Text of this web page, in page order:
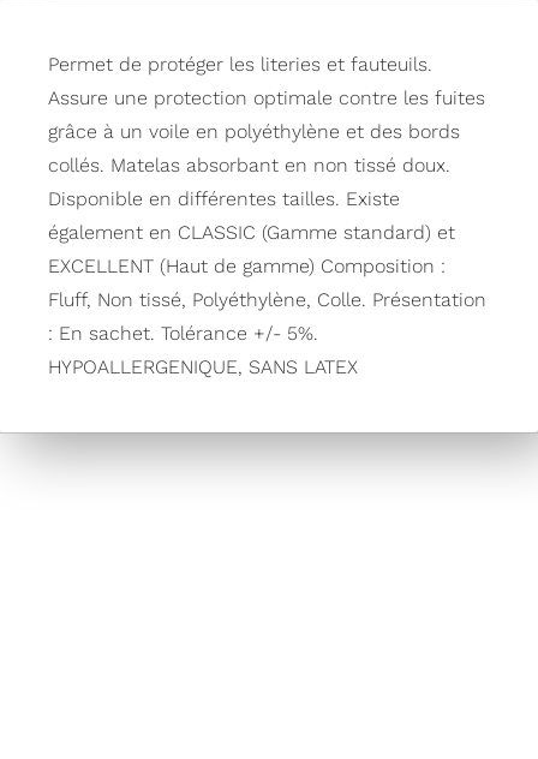
Permet de protéger les literies et fauteuils.
Assure une protection optimale contre les fuites
grâce à un voile en polyéthylène et des bords
collés. Matelas absorbant en non tissé doux.
Disponible en différentes tailles. Existe
également en CLASSIC (Gamme standard) et
EXCELLENT (Haut de gamme) Composition :
Fluff, Non tissé, Polyéthylène, Colle. Présentation
: En sachet. Tolérance +/- 5%.
HYPOALLERGENIQUE, SANS LATEX